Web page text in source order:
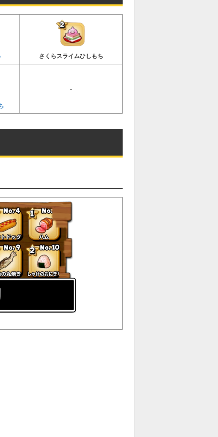
さくらスライムひしもち
-